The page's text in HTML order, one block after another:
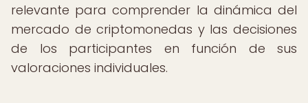
relevante para comprender la dinámica del
mercado de criptomonedas y las decisiones
de los participantes en función de sus
valoraciones individuales.